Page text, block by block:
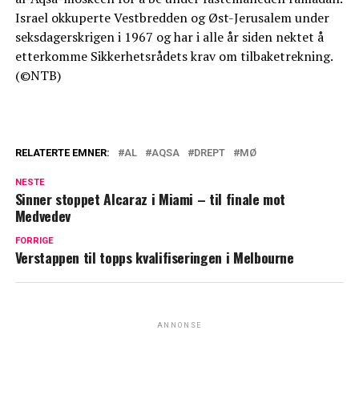
Israel okkuperte Vestbredden og Øst-Jerusalem under
seksdagerskrigen i 1967 og har i alle år siden nektet å
etterkomme Sikkerhetsrådets krav om tilbaketrekning.
(©NTB)
RELATERTE EMNER: AL AQSA DREPT MØ
NESTE
Sinner stoppet Alcaraz i Miami – til finale mot
Medvedev
FORRIGE
Verstappen til topps kvalifiseringen i Melbourne
ANNONSE